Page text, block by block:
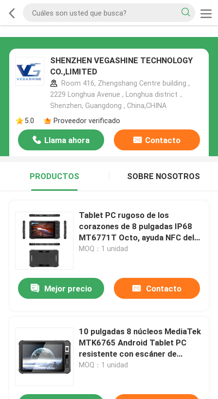
SHENZHEN VEGASHINE TECHNOLOGY
CO.,LIMITED
Room 416, Zhengshang Centre building ,
2229 Longhua Avenue , Longhua district，
Shenzhen, Guangdong , China,CHINA
5.0
Proveedor verificado
Llama ahora Contacto
PRODUCTOS SOBRE NOSOTROS
Tablet PC rugoso de los
corazones de 8 pulgadas IP68
MT6771T Octo, ayuda NFC del
escáner del código de barras de
MOQ：1 unidad
Mejor precio Contacto
10 pulgadas 8 núcleos MediaTek
MTK6765 Android Tablet PC
resistente con escáner de
huellas dactilares NFC
MOQ：1 unidad